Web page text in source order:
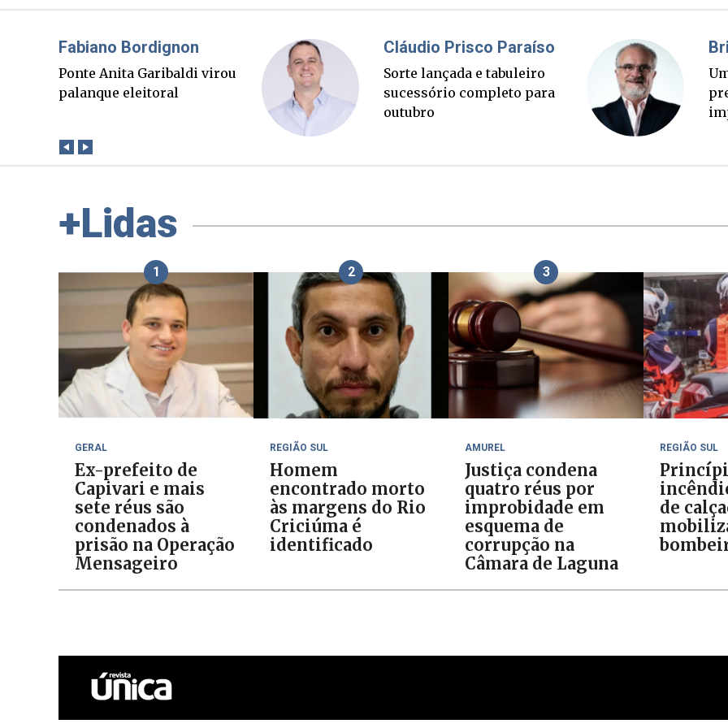
Misael Elias
O Boato corre mais rápido
que a verdade. Mas quem
Fabiano Bordignon
Ponte Anita Garibaldi virou
palanque eleitoral
+Lidas
1
GERAL
Ex-prefeito de
Capivari e mais
sete réus são
condenados à
prisão na Operação
Mensageiro
2
REGIÃO SUL
Homem
encontrado morto
às margens do Rio
Criciúma é
identificado
3
AMUREL
Justiça condena
quatro réus por
improbidade em
esquema de
corrupção na
Câmara de Laguna
REGIÃO SUL
de